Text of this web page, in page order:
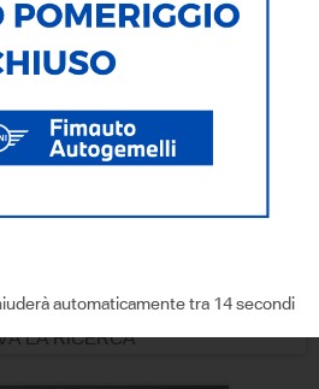
automaticamente tra 13 secondi
ALIMENTAZIONE
Ricerca avanzata
LA RICERCA